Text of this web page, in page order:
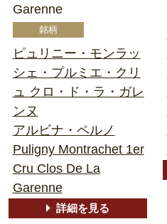
Garenne
ピュリニー・モンラッ
シェ・プルミエ・クリ
ュ クロ・ド・ラ・ガレ
ンヌ
アルビナ・ペルノ
Puligny Montrachet 1er
Cru Clos De La
Garenne
詳細を見る